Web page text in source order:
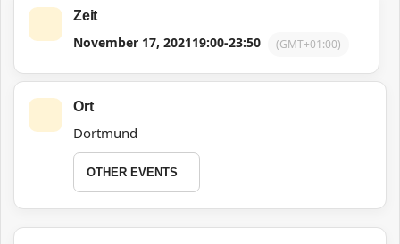
Zeit
November 17, 202119:00-23:50 (GMT+01:00)
Ort
Dortmund
OTHER EVENTS